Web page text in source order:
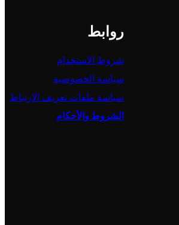
روابط
شروط الاستخدام
سياسة الخصوصية
سياسة ملفات تعريف الارتباط
الشروط والأحكام